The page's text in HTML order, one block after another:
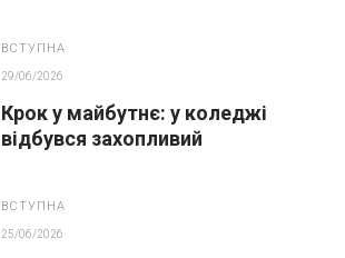
ВСТУПНА
29/06/2026
Крок у майбутнє: у коледжі
відбувся захопливий
ВСТУПНА
25/06/2026